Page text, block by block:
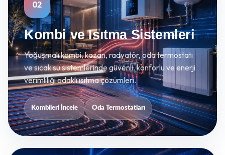
02
Kombi ve Isıtma Sistemleri
Yoğuşmalı kombi, kazan, radyatör, oda termostatı
ve sıcak su sistemlerinde güvenli, konforlu ve enerji
verimliliği odaklı ısıtma çözümleri.
Kombileri İncele Oda Termostatları